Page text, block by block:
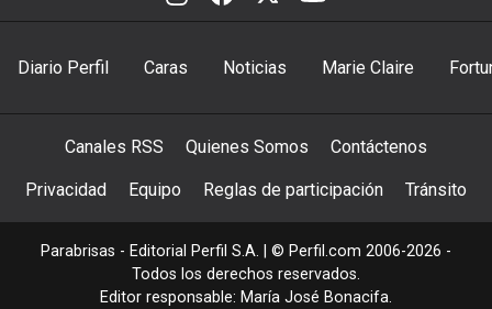
Diario Perfil Caras Noticias Marie Claire
Canales RSS Quienes Somos Contáctenos
Privacidad Equipo Reglas de participación Tránsito
Parabrisas - Editorial Perfil S.A. | © Perfil.com 2006-2026 -
Todos los derechos reservados.
Editor responsable: María José Bonacifa.